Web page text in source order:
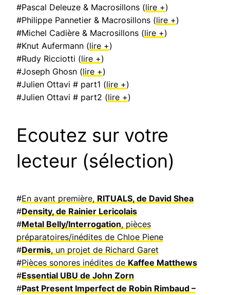
#Pascal Deleuze & Macrosillons (lire +)
#Philippe Pannetier & Macrosillons (lire +)
#Michel Cadière & Macrosillons (lire +)
#Knut Aufermann (lire +)
#Rudy Ricciotti (lire +)
#Joseph Ghosn (lire +)
#Julien Ottavi # part1 (lire +)
#Julien Ottavi # part2 (lire +)
Ecoutez sur votre
lecteur (sélection)
#En avant première, RITUALS, de David Shea
#Density, de Rainier Lericolais
#Metal Belly/Interrogation, pièces
préparatoires/inédites de Chloe Piene
#Dermis, un projet de Richard Garet
#Pièces sonores inédites de Kaffee Matthews
#Essential UBU de John Zorn
#Past Present Imperfect de Robin Rimbaud –